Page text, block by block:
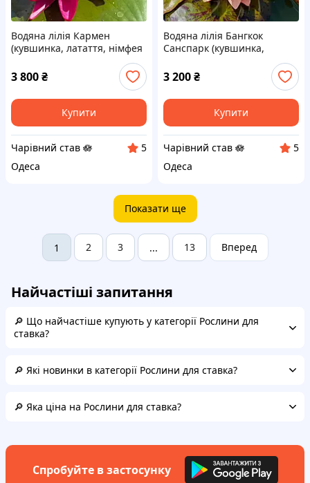
Водяна лілія Кармен
(кувшинка, латаття, німфея
3 800₴
Купити
Чарівний став 🪷
5
Одеса
Водяна лілія Бангкок
Санспарк (кувшинка,
латаття, німфея Bangkok
Sun Spark) Дорослий кущ
3 200₴
Купити
Чарівний став 🪷
5
Одеса
Показати ще
1 2 3 ... 13 Вперед
Найчастіші запитання
🔎 Що найчастіше купують у категорії Рослини для
ставка?
🔎 Які новинки в категорії Рослини для ставка?
🔎 Яка ціна на Рослини для ставка?
Спробуйте в застосунку